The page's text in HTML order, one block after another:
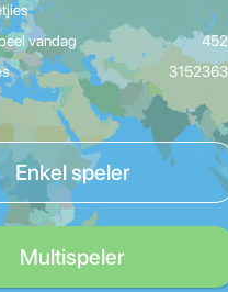
vandag
Enkel speler
Multispeler